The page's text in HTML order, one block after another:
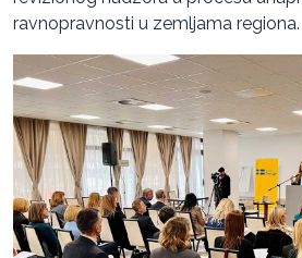
ravnopravnosti u zemljama regiona.